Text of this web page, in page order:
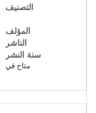
التصنيف
المؤلف
الناشر
سنة النشر
متاح في